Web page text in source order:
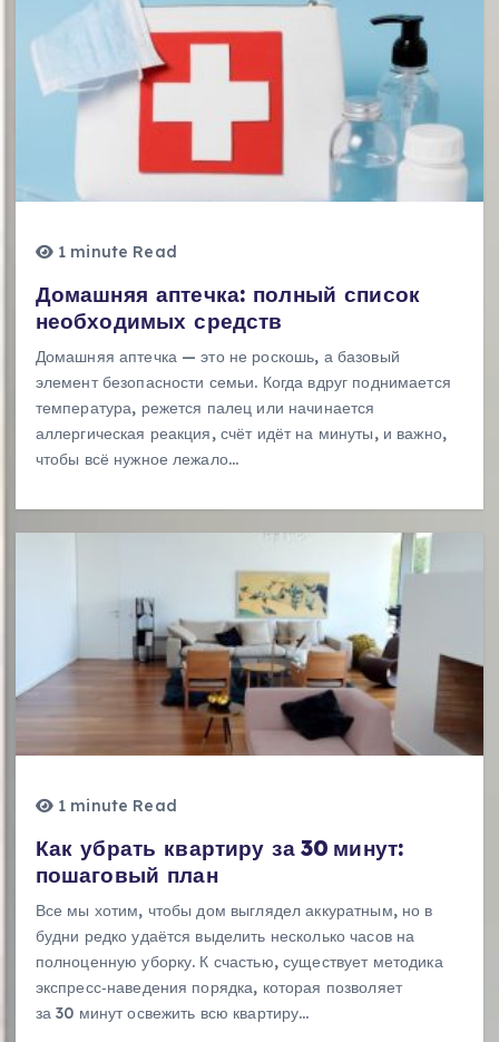
1 minute Read
Домашняя аптечка: полный список
необходимых средств
Домашняя аптечка — это не роскошь, а базовый
элемент безопасности семьи. Когда вдруг поднимается
температура, режется палец или начинается
аллергическая реакция, счёт идёт на минуты, и важно,
чтобы всё нужное лежало…
1 minute Read
Как убрать квартиру за 30 минут:
пошаговый план
Все мы хотим, чтобы дом выглядел аккуратным, но в
будни редко удаётся выделить несколько часов на
полноценную уборку. К счастью, существует методика
экспресс‑наведения порядка, которая позволяет
за 30 минут освежить всю квартиру…